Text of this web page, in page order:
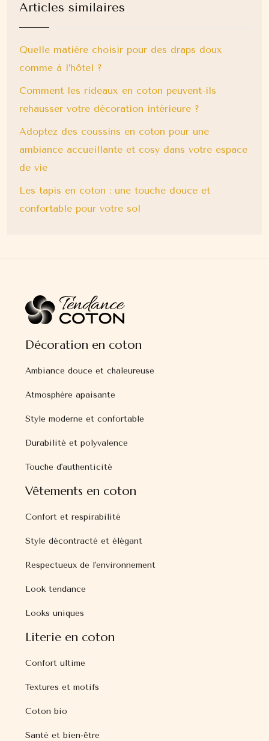
Articles similaires
Quelle matière choisir pour des draps doux
comme à l’hôtel ?
Comment les rideaux en coton peuvent-ils
rehausser votre décoration intérieure ?
Adoptez des coussins en coton pour une
ambiance accueillante et cosy dans votre espace
de vie
Les tapis en coton : une touche douce et
confortable pour votre sol
Décoration en coton
Ambiance douce et chaleureuse
Atmosphère apaisante
Style moderne et confortable
Durabilité et polyvalence
Touche d'authenticité
Vêtements en coton
Confort et respirabilité
Style décontracté et élégant
Respectueux de l'environnement
Look tendance
Looks uniques
Literie en coton
Confort ultime
Textures et motifs
Coton bio
Santé et bien-être